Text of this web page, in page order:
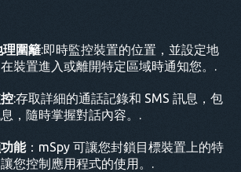
理圍籬:即時監控裝置的位置，並設定地
裝置進入或離開特定區域時通知您。.
:存取詳細的通話記錄和 SMS 訊息，包
，隨時掌握對話內容。.
能：mSpy 可讓您封鎖目標裝置上的特
您控制應用程式的使用。.